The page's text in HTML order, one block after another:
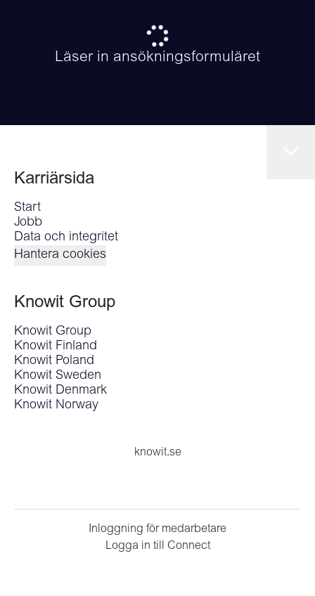
Läser in ansökningsformuläret
Karriärsida
Start
Jobb
Data och integritet
Hantera cookies
Knowit Group
Knowit Group
Knowit Finland
Knowit Poland
Knowit Sweden
Knowit Denmark
Knowit Norway
knowit.se
Inloggning för medarbetare
Logga in till Connect